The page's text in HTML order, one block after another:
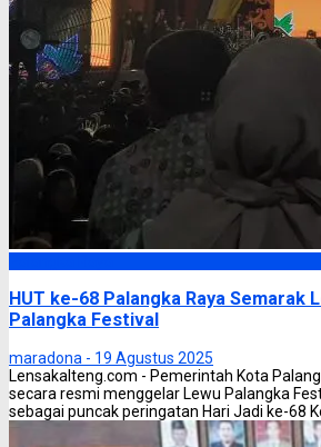
HUT ke-68 Palangka Raya Semarak
Palangka Festival
maradona - 19 Agustus 2025
Lensakalteng.com - Pemerintah Kota
secara resmi menggelar Lewu Palangka
sebagai puncak peringatan Hari Jadi ke-68